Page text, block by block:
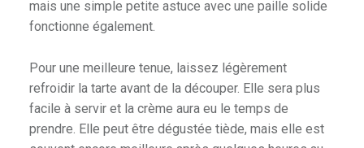
mais une simple petite astuce avec une paille solide
fonctionne également.
Pour une meilleure tenue, laissez légèrement
refroidir la tarte avant de la découper. Elle sera plus
facile à servir et la crème aura eu le temps de
prendre. Elle peut être dégustée tiède, mais elle est